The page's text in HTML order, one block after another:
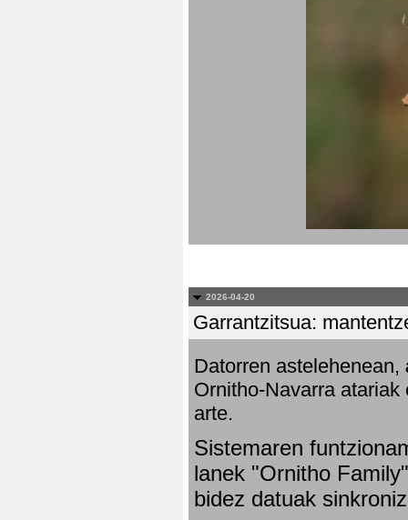
2026-04-20
Garrantzitsua:
Datorren astelehenean,
Ornitho-Navarra
arte.
Sistemaren
lanek "Ornitho
bidez datuak